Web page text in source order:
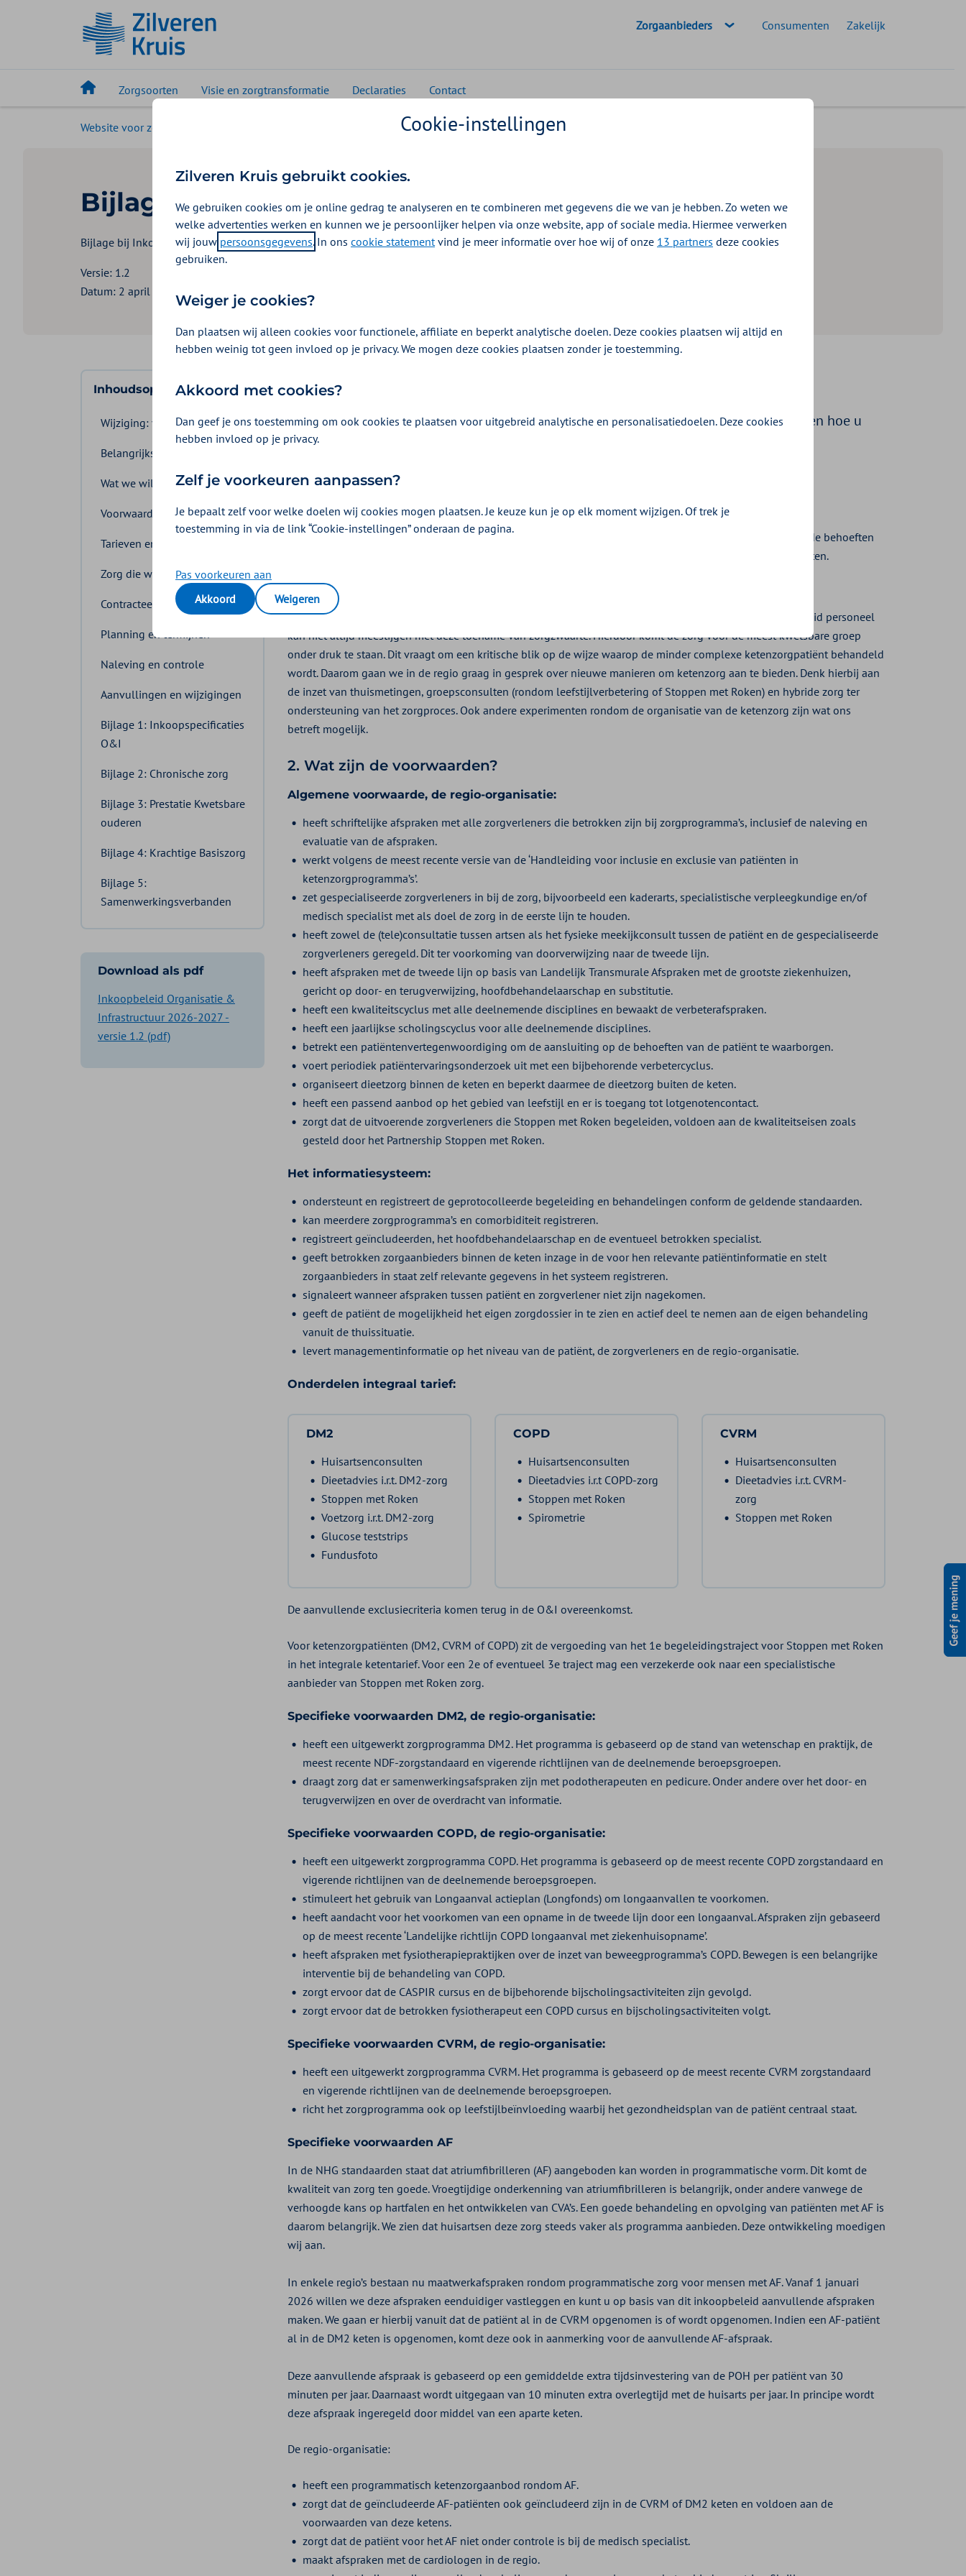
Geselecteerde doelgroep:
Zorgaanbieders Consumenten Zakelijk
Zorgsoorten Visie en zorgtransformatie Declaraties Contact
Website voor zorgaanbieders Huisartsenzorg Beleid en contract Inkoopbeleid Organisatie & Infrastructuur 2026-2027
Bijlage 2: Chronische zorg
Bijlage bij Inkoopbeleid Organisatie & Infrastructuur 2026-2027
Versie: 1.2
Datum: 2 april 2026
Inhoudsopgave
Wijziging: versie 1.1 en 1.2
Belangrijkste wijzigingen
Wat we willen bereiken
Voorwaarden overeenkomst
Tarieven en volume
Zorg die wij inkopen
Contracteerprocedure
Planning en termijnen
Naleving en controle
Aanvullingen en wijzigingen
Bijlage 1: Inkoopspecificaties
O&I
Bijlage 2: Chronische zorg
Bijlage 3: Prestatie Kwetsbare
ouderen
Bijlage 4: Krachtige Basiszorg
Bijlage 5:
Samenwerkingsverbanden
Download als pdf
Inkoopbeleid Organisatie &
Infrastructuur 2026-2027 -
versie 1.2 (pdf)
Lees over Chronische zorg
Over wat we willen bereiken, de voorwaarden. Maar ook hoe we de tarieven bepalen en hoe u
een aanvraag indient.
1. Wat willen we bereiken en wat betekent dit voor u?
Bij ketenzorg bundelen alle betrokken zorgverleners hun krachten
Met het doel om de kwaliteit van leven van patiënten te verbeteren. Zorgverleners stemmen de zorg af op de behoeften
van de patiënt. Ook voorkomt ketenzorg duurdere zorg en draagt het bij aan het beheersen van de zorgkosten.
We nodigen u uit om op een andere manier naar de zorg te kijken
De bevolking vergrijst en er komen vaker patiënten met multimorbiditeit in de ketens terecht. De hoeveelheid personeel
kan niet altijd meestijgen met deze toename van zorgzwaarte. Hierdoor komt de zorg voor de meest kwetsbare groep
onder druk te staan. Dit vraagt om een kritische blik op de wijze waarop de minder complexe ketenzorgpatiënt behandeld
wordt. Daarom gaan we in de regio graag in gesprek over nieuwe manieren om ketenzorg aan te bieden. Denk hierbij aan
de inzet van thuismetingen, groepsconsulten (rondom leefstijlverbetering of Stoppen met Roken) en hybride zorg ter
ondersteuning van het zorgproces. Ook andere experimenten rondom de organisatie van de ketenzorg zijn wat ons
betreft mogelijk.
2. Wat zijn de voorwaarden?
Algemene voorwaarde, de regio-organisatie:
heeft schriftelijke afspraken met alle zorgverleners die betrokken zijn bij zorgprogramma’s, inclusief de naleving en
evaluatie van de afspraken.
werkt volgens de meest recente versie van de ‘Handleiding voor inclusie en exclusie van patiënten in
ketenzorgprogramma’s’.
zet gespecialiseerde zorgverleners in bij de zorg, bijvoorbeeld een kaderarts, specialistische verpleegkundige en/of
medisch specialist met als doel de zorg in de eerste lijn te houden.
heeft zowel de (tele)consultatie tussen artsen als het fysieke meekijkconsult tussen de patiënt en de gespecialiseerde
zorgverleners geregeld. Dit ter voorkoming van doorverwijzing naar de tweede lijn.
heeft afspraken met de tweede lijn op basis van Landelijk Transmurale Afspraken met de grootste ziekenhuizen,
gericht op door- en terugverwijzing, hoofdbehandelaarschap en substitutie.
heeft een kwaliteitscyclus met alle deelnemende disciplines en bewaakt de verbeterafspraken.
heeft een jaarlijkse scholingscyclus voor alle deelnemende disciplines.
betrekt een patiëntenvertegenwoordiging om de aansluiting op de behoeften van de patiënt te waarborgen.
voert periodiek patiëntervaringsonderzoek uit met een bijbehorende verbetercyclus.
organiseert dieetzorg binnen de keten en beperkt daarmee de dieetzorg buiten de keten.
heeft een passend aanbod op het gebied van leefstijl en er is toegang tot lotgenotencontact.
zorgt dat de uitvoerende zorgverleners die Stoppen met Roken begeleiden, voldoen aan de kwaliteitseisen zoals
gesteld door het Partnership Stoppen met Roken.
Het informatiesysteem:
ondersteunt en registreert de geprotocolleerde begeleiding en behandelingen conform de geldende standaarden.
kan meerdere zorgprogramma’s en comorbiditeit registreren.
registreert geïncludeerden, het hoofdbehandelaarschap en de eventueel betrokken specialist.
geeft betrokken zorgaanbieders binnen de keten inzage in de voor hen relevante patiëntinformatie en stelt
zorgaanbieders in staat zelf relevante gegevens in het systeem registreren.
signaleert wanneer afspraken tussen patiënt en zorgverlener niet zijn nagekomen.
geeft de patiënt de mogelijkheid het eigen zorgdossier in te zien en actief deel te nemen aan de eigen behandeling
vanuit de thuissituatie.
levert managementinformatie op het niveau van de patiënt, de zorgverleners en de regio-organisatie.
Onderdelen integraal tarief:
DM2
Huisartsenconsulten
Dieetadvies i.r.t. DM2-zorg
Stoppen met Roken
Voetzorg i.r.t. DM2-zorg
Glucose teststrips
Fundusfoto
COPD
Huisartsenconsulten
Dieetadvies i.r.t COPD-zorg
Stoppen met Roken
Spirometrie
CVRM
Huisartsenconsulten
Dieetadvies i.r.t. CVRM-
zorg
Stoppen met Roken
De aanvullende exclusiecriteria komen terug in de O&I overeenkomst.
Voor ketenzorgpatiënten (DM2, CVRM of COPD) zit de vergoeding van het 1e begeleidingstraject voor Stoppen met Roken
in het integrale ketentarief. Voor een 2e of eventueel 3e traject mag een verzekerde ook naar een specialistische
aanbieder van Stoppen met Roken zorg.
Specifieke voorwaarden DM2, de regio-organisatie:
heeft een uitgewerkt zorgprogramma DM2. Het programma is gebaseerd op de stand van wetenschap en praktijk, de
meest recente NDF-zorgstandaard en vigerende richtlijnen van de deelnemende beroepsgroepen.
draagt zorg dat er samenwerkingsafspraken zijn met podotherapeuten en pedicure. Onder andere over het door- en
terugverwijzen en over de overdracht van informatie.
Specifieke voorwaarden COPD, de regio-organisatie:
heeft een uitgewerkt zorgprogramma COPD. Het programma is gebaseerd op de meest recente COPD zorgstandaard en
vigerende richtlijnen van de deelnemende beroepsgroepen.
stimuleert het gebruik van Longaanval actieplan (Longfonds) om longaanvallen te voorkomen.
heeft aandacht voor het voorkomen van een opname in de tweede lijn door een longaanval. Afspraken zijn gebaseerd
op de meest recente ‘Landelijke richtlijn COPD longaanval met ziekenhuisopname’.
heeft afspraken met fysiotherapiepraktijken over de inzet van beweegprogramma’s COPD. Bewegen is een belangrijke
interventie bij de behandeling van COPD.
zorgt ervoor dat de CASPIR cursus en de bijbehorende bijscholingsactiviteiten zijn gevolgd.
zorgt ervoor dat de betrokken fysiotherapeut een COPD cursus en bijscholingsactiviteiten volgt.
Specifieke voorwaarden CVRM, de regio-organisatie:
heeft een uitgewerkt zorgprogramma CVRM. Het programma is gebaseerd op de meest recente CVRM zorgstandaard
en vigerende richtlijnen van de deelnemende beroepsgroepen.
richt het zorgprogramma ook op leefstijlbeïnvloeding waarbij het gezondheidsplan van de patiënt centraal staat.
Specifieke voorwaarden AF
In de NHG standaarden staat dat atriumfibrilleren (AF) aangeboden kan worden in programmatische vorm. Dit komt de
kwaliteit van zorg ten goede. Vroegtijdige onderkenning van atriumfibrilleren is belangrijk, onder andere vanwege de
verhoogde kans op hartfalen en het ontwikkelen van CVA’s. Een goede behandeling en opvolging van patiënten met AF is
daarom belangrijk. We zien dat huisartsen deze zorg steeds vaker als programma aanbieden. Deze ontwikkeling moedigen
wij aan.
In enkele regio’s bestaan nu maatwerkafspraken rondom programmatische zorg voor mensen met AF. Vanaf 1 januari
2026 willen we deze afspraken eenduidiger vastleggen en kunt u op basis van dit inkoopbeleid aanvullende afspraken
maken. We gaan er hierbij vanuit dat de patiënt al in de CVRM opgenomen is of wordt opgenomen. Indien een AF-patiënt
al in de DM2 keten is opgenomen, komt deze ook in aanmerking voor de aanvullende AF-afspraak.
Deze aanvullende afspraak is gebaseerd op een gemiddelde extra tijdsinvestering van de POH per patiënt van 30
minuten per jaar. Daarnaast wordt uitgegaan van 10 minuten extra overlegtijd met de huisarts per jaar. In principe wordt
deze afspraak ingeregeld door middel van een aparte keten.
De regio-organisatie:
heeft een programmatisch ketenzorgaanbod rondom AF.
zorgt dat de geïncludeerde AF-patiënten ook geïncludeerd zijn in de CVRM of DM2 keten en voldoen aan de
voorwaarden van deze ketens.
zorgt dat de patiënt voor het AF niet onder controle is bij de medisch specialist.
maakt afspraken met de cardiologen in de regio.
Cookie-instellingen
Zilveren Kruis gebruikt cookies.
We gebruiken cookies om je online gedrag te analyseren en te combineren met gegevens die we van je hebben. Zo weten we
welke advertenties werken en kunnen we je persoonlijker helpen via onze website, app of sociale media. Hiermee verwerken
wij jouw persoonsgegevens. In ons cookie statementvind je meer informatie over hoe wij of onze 13 partners deze cookies
gebruiken.
Weiger je cookies?
Dan plaatsen wij alleen cookies voor functionele, affiliate en beperkt analytische doelen. Deze cookies plaatsen wij altijd en
hebben weinig tot geen invloed op je privacy. We mogen deze cookies plaatsen zonder je toestemming.
Akkoord met cookies?
Dan geef je ons toestemming om ook cookies te plaatsen voor uitgebreid analytische en personalisatiedoelen. Deze cookies
hebben invloed op je privacy.
Zelf je voorkeuren aanpassen?
Je bepaalt zelf voor welke doelen wij cookies mogen plaatsen. Je keuze kun je op elk moment wijzigen. Of trek je
toestemming in via de link “Cookie-instellingen” onderaan de pagina.
Pas voorkeuren aan
Akkoord
Weigeren